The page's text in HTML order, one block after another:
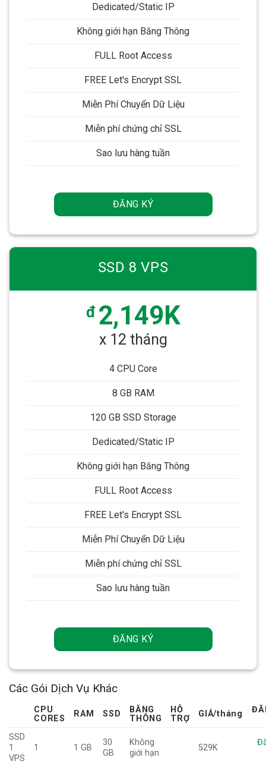
Dedicated/Static IP
Không giới hạn Băng Thông
FULL Root Access
FREE Let's Encrypt SSL
Miễn Phí Chuyển Dữ Liệu
Miễn phí chứng chỉ SSL
Sao lưu hàng tuần
ĐĂNG KÝ
SSD 8 VPS
đ 2,149K
x 12 tháng
4 CPU Core
8 GB RAM
120 GB SSD Storage
Dedicated/Static IP
Không giới hạn Băng Thông
FULL Root Access
FREE Let's Encrypt SSL
Miễn Phí Chuyển Dữ Liệu
Miễn phí chứng chỉ SSL
Sao lưu hàng tuần
ĐĂNG KÝ
Các Gói Dịch Vụ Khác
CPU
CORES
RAM SSD
BĂNG
THÔNG
HỖ
TRỢ
GIÁ/tháng
SSD
1
VPS
1 1 GB
30
GB
Không
giới hạn
529K